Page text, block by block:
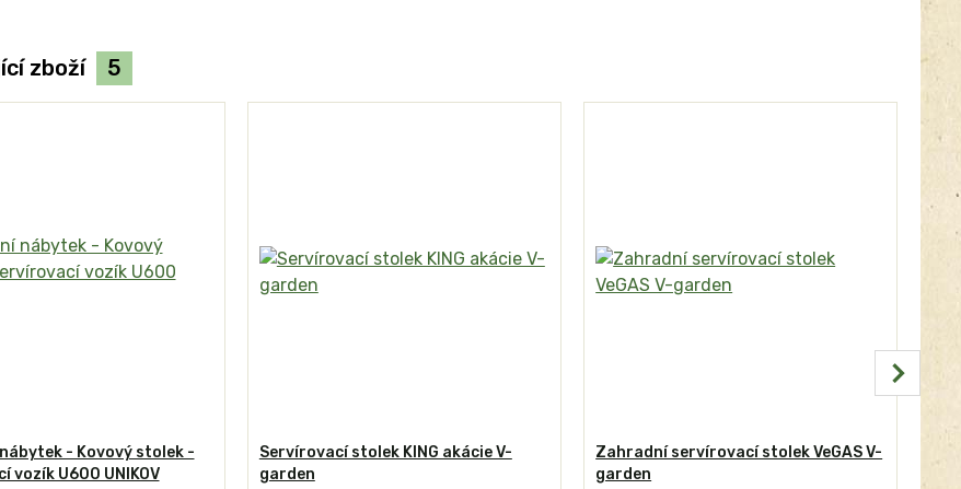
zboží 5
- Kovový stolek -
vozík U600 UNIKOV
Servírovací stolek KING akácie V-
garden
Zahradní servírovací stolek VeGAS V-
garden